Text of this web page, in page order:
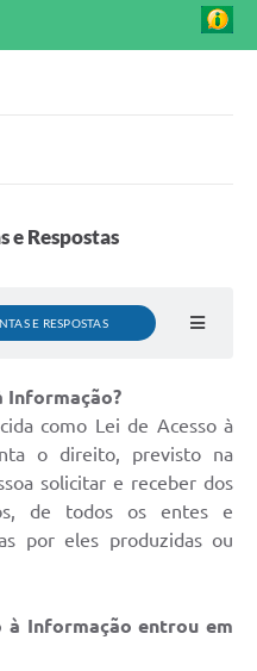
e Respostas
E RESPOSTAS
Informação?
como Lei de Acesso à
o direito, previsto na
solicitar e receber dos
de todos os entes e
por eles produzidas ou
à Informação entrou em